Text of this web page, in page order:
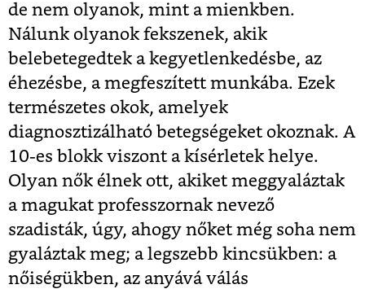
de nem olyanok, mint a mienkben.
Nálunk olyanok fekszenek, akik
belebetegedtek a kegyetlenkedésbe, az
éhezésbe, a megfeszített munkába. Ezek
természetes okok, amelyek
diagnosztizálható betegségeket okoznak. A
10-es blokk viszont a kísérletek helye.
Olyan nők élnek ott, akiket meggyaláztak
a magukat professzornak nevező
szadisták, úgy, ahogy nőket még soha nem
gyaláztak meg; a legszebb kincsükben: a
nőiségükben, az anyává válás